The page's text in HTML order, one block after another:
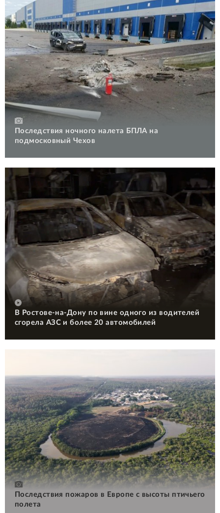
Последствия ночного налета БПЛА на
подмосковный Чехов
В Ростове-на-Дону по вине одного из водителей
сгорела АЗС и более 20 автомобилей
Последствия пожаров в Европе с высоты птичьего
полета